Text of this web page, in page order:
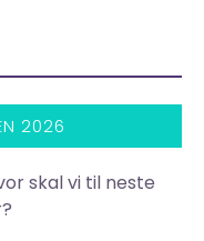
2026
skal vi til neste